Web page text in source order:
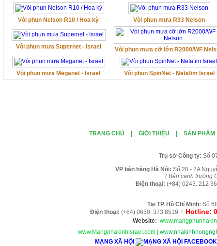
Vòi phun Nelson R10 / Hoa kỳ Vòi phun mưa R33 Nelson
Vòi phun mưa Supernet - Israel Vòi phun mưa cỡ lớn R2000/WF
Vòi phun mưa Meganet - Israel Vòi phun SpinNet - Netafim Israel
TRANG CHỦ GIỚI THIỆU SẢN PHẨM
Trụ sở Công ty: Số
VP bán hàng Hà Nội: Số 28 - 2A
( Bên cạnh trường
Điện thoại: (+84) 0243. 212
Tại TP. H ồ Chí Minh: Số
Điện thoại: (+84) 0650. 373 8519 I Hotline:
Website:
www.Mangnhakinhisrael.com
MẠNG XÃ HỘI